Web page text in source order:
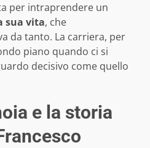
per intraprendere un
sua vita, che
da tanto. La carriera, per
piano quando ci si
decisivo come quello
e la storia